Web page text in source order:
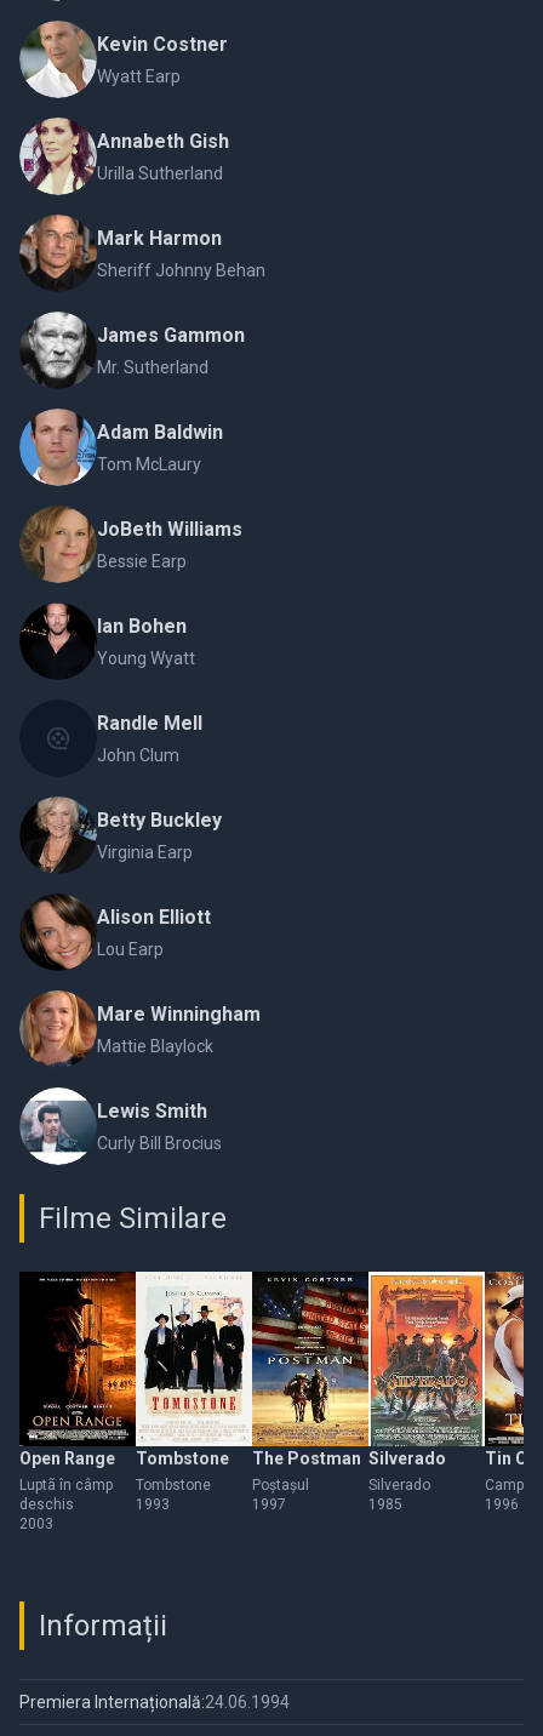
Kevin Costner
Wyatt Earp
Annabeth Gish
Urilla Sutherland
Mark Harmon
Sheriff Johnny Behan
James Gammon
Mr. Sutherland
Adam Baldwin
Tom McLaury
JoBeth Williams
Bessie Earp
Ian Bohen
Young Wyatt
Randle Mell
John Clum
Betty Buckley
Virginia Earp
Alison Elliott
Lou Earp
Mare Winningham
Mattie Blaylock
Lewis Smith
Curly Bill Brocius
Filme Similare
Open Range
Luptã în câmp
deschis
2003
Tombstone
Tombstone
1993
The Postman
Poștașul
1997
Silverado
Silverado
1985
Tin
1996
Informații
Premiera Internațională:24.06.1994